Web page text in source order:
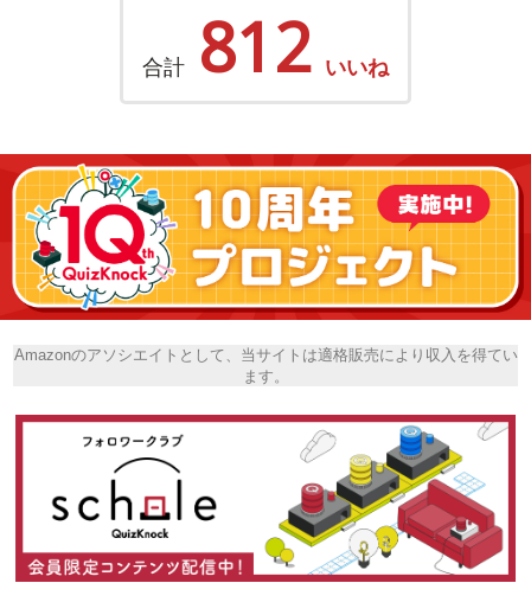
合計 812 いいね
Amazonのアソシエイトとして、当サイトは適格販売により収入を得てい
ます。